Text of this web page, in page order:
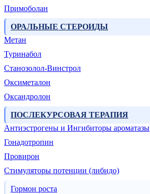
Примоболан
ОРАЛЬНЫЕ СТЕРОИДЫ
Метан
Туринабол
Станозолол-Винстрол
Оксиметалон
Оксандролон
ПОСЛЕКУРСОВАЯ ТЕРАПИЯ
Антиэстрогены и Ингибиторы ароматазы
Гонадотропин
Провирон
Стимуляторы потенции (либидо)
Гормон роста